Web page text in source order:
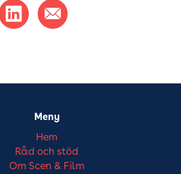
Meny
Hem
Råd och stöd
Om Scen & Film